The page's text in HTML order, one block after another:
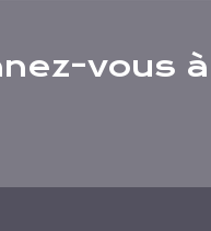
vous